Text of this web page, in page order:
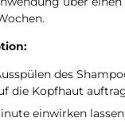
des
die Kopfhaut
einwirken